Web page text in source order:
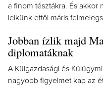
a finom tésztákra. És akkor
lelkünk ettől máris
Jobban ízlik majd
diplomatáknak
A Külgazdasági és
nagyobb figyelmet kap az